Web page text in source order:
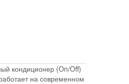
кондиционер (On/Off)
на современном